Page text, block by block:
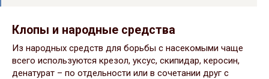
Клопы и народные средства
Из народных средств для борьбы с насекомыми чаще
всего используются крезол, уксус, скипидар, керосин,
денатурат – по отдельности или в сочетании друг с